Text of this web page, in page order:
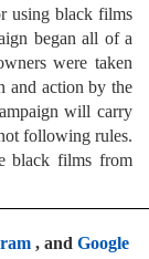
using black films
began all of a
were taken
and action by the
will carry
following rules.
black films from
, and Google